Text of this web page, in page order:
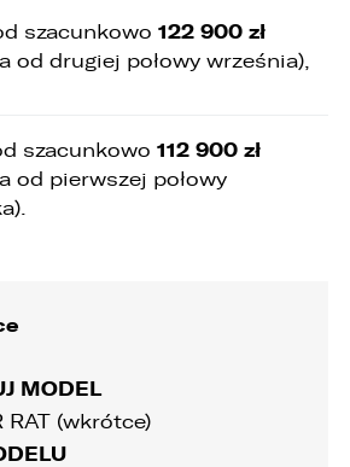
szacunkowo 122 900 zł
od drugiej połowy września),
szacunkowo 112 900 zł
od pierwszej połowy
MODEL
RAT (wkrótce)